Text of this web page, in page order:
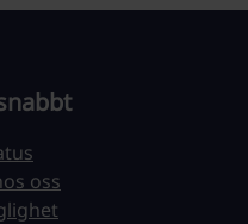
oss